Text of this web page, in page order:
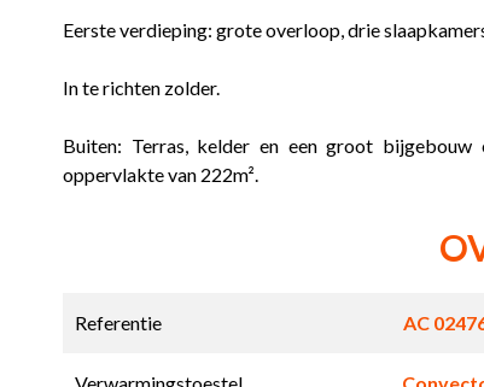
Eerste verdieping: grote overloop, drie
In te richten zolder.
Buiten: Terras, kelder en een groot
oppervlakte van 222m².
Referentie AC